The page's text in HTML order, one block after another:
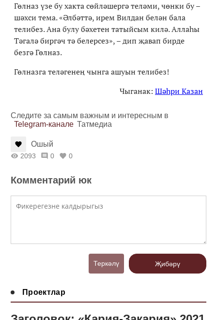
Гөлназ үзе бу хакта сөйләшергә теләми, чөнки бу –
шәхси тема.«Әлбәттә, ирем Вилдан белән бала
телибез. Ана булу бәхетен татыйсым килә. Аллаһы
Тәгалә биргәч тә белерсез», – дип җавап бирде
безгә Гөлназ.
Гөлназга теләгенең чынга ашуын телибез!
Чыганак: Шәһри Казан
Следите за самым важным и интересным в
Telegram-канале Татмедиа
Ошый
2093 0 0
Комментарий юк
Теркәлү Җибәрү
Проектлар